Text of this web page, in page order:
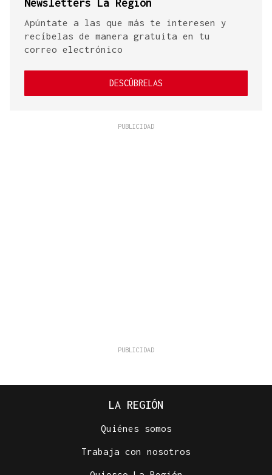
Newsletters La Región
Apúntate a las que más te interesen y
recíbelas de manera gratuita en tu
correo electrónico
DESCÚBRELAS
LA REGIÓN
Quiénes somos
Trabaja con nosotros